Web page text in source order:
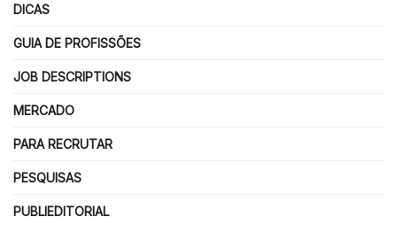
DICAS
GUIA DE PROFISSÕES
JOB DESCRIPTIONS
MERCADO
PARA RECRUTAR
PESQUISAS
PUBLIEDITORIAL